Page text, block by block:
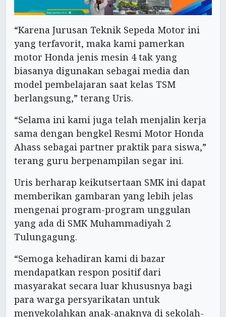
“Karena Jurusan Teknik Sepeda Motor ini
yang terfavorit, maka kami pamerkan
motor Honda jenis mesin 4 tak yang
biasanya digunakan sebagai media dan
model pembelajaran saat kelas TSM
berlangsung,” terang Uris.
“Selama ini kami juga telah menjalin kerja
sama dengan bengkel Resmi Motor Honda
Ahass sebagai partner praktik para siswa,”
terang guru berpenampilan segar ini.
Uris berharap keikutsertaan SMK ini dapat
memberikan gambaran yang lebih jelas
mengenai program-program unggulan
yang ada di SMK Muhammadiyah 2
Tulungagung.
“Semoga kehadiran kami di bazar
mendapatkan respon positif dari
masyarakat secara luar khususnya bagi
para warga persyarikatan untuk
menyekolahkan anak-anaknya di sekolah-